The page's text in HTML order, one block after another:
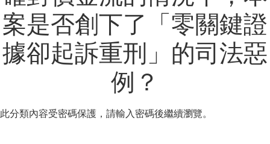
案是否創下了「零關鍵證
據卻起訴重刑」的司法惡
例？
此分類內容受密碼保護，請輸入密碼後繼續瀏覽。